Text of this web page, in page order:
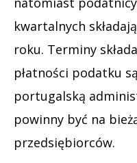
kwartalnych
roku. Terminy
płatności podatku
portugalską
powinny być na
przedsiębiorców.